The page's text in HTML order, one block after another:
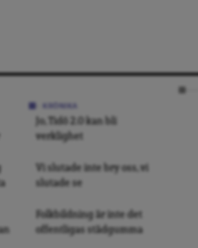
Jo, Tidö 2.0 kan bli
verklighet
Vi slutade inte bry oss, vi
slutade se
Folkbildning är inte det
offentligas städgumma